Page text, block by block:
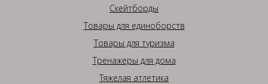
Скейтборды
Товары для единоборств
Товары для туризма
Тренажеры для дома
Тяжелая атлетика